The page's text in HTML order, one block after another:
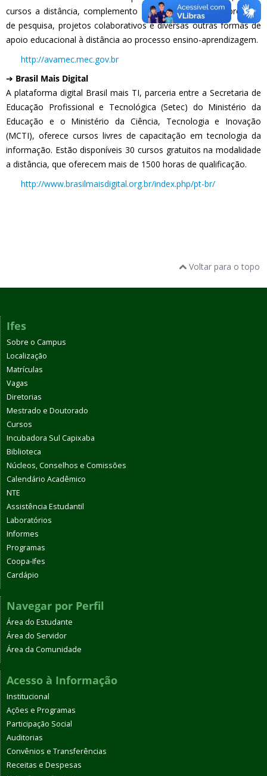
cursos a distância, complemento a cursos presenciais, projetos
de pesquisa, projetos colaborativos e diversas outras formas de
apoio educacional à distância ao processo ensino-aprendizagem.
http://avamec.mec.gov.br
➔ Brasil Mais Digital
A plataforma digital Brasil mais TI, parceria entre a Secretaria de
Educação Profissional e Tecnológica (Setec) do Ministério da
Educação e o Ministério da Ciência, Tecnologia e Inovação
(MCTI), oferece cursos livres de capacitação em tecnologia da
informação. Estão disponíveis 30 cursos gratuitos na modalidade
a distância, que oferecem mais de 1500 horas de qualificação.
http://www.brasilmaisdigital.org.br/index.php/pt-br/
Voltar para o topo
Ifes
Sobre o Campus
Localização
Matrículas
Vagas
Diretorias
Mestrado e Doutorado
Cursos
Incubadora Sul Capixaba
Biblioteca
Núcleos, Conselhos e Comissões
Calendário Acadêmico
NTE
Assistência Estudantil
Laboratórios
Informes
Programas
Coopa-Ifes
Cardápio
Navegar por Perfil
Área do Estudante
Área do Servidor
Área da Comunidade
Acesso à Informação
Institucional
Ações e Programas
Participação Social
Auditorias
Convênios e Transferências
Receitas e Despesas